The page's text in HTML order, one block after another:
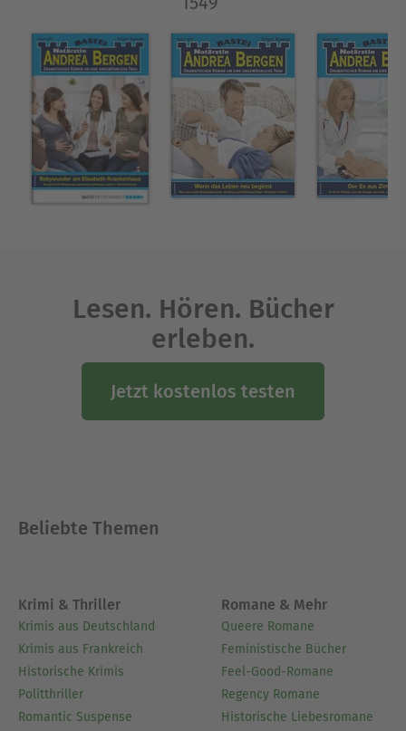
Lesen. Hören. Bücher
erleben.
Jetzt kostenlos testen
Beliebte Themen
Krimi & Thriller
Krimis aus Deutschland
Krimis aus Frankreich
Historische Krimis
Politthriller
Romantic Suspense
Romane & Mehr
Queere Romane
Feministische Bücher
Feel-Good-Romane
Regency Romane
Historische Liebesromane